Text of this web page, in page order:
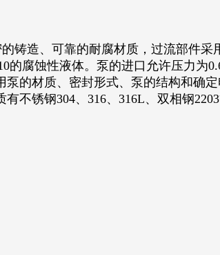
造、可靠的耐腐材质，过流部件采
腐蚀性液体。泵的进口允许压力为
的材质、密封形式、泵的结构和确
不锈钢304、316、316L、双相钢2203